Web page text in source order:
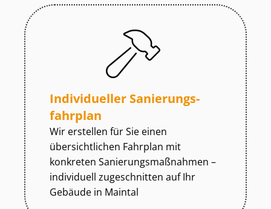
Individueller Sa­nie­rungs­
fahr­plan
Wir erstellen für Sie einen
übersichtlichen Fahrplan mit
konkreten Sa­nie­rungs­maß­nah­men –
individuell zugeschnitten auf Ihr
Gebäude in Maintal